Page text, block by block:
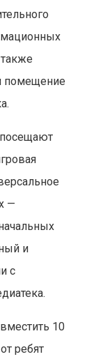
помещение
—
и
с
10
ребят